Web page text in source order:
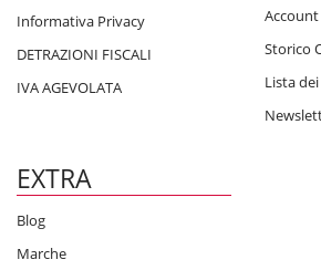
Informativa Privacy
DETRAZIONI FISCALI
IVA AGEVOLATA
Account
Storico
Lista
EXTRA
Blog
Marche